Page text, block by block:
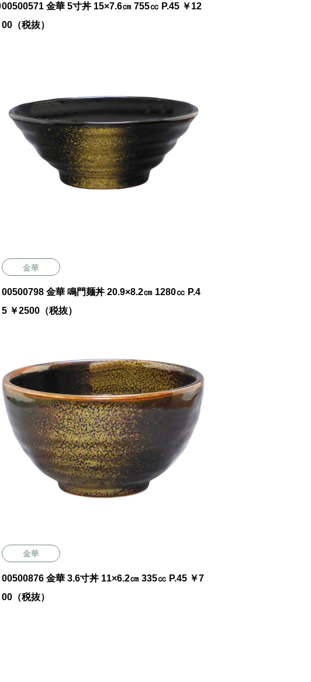
00500571 金華 5寸丼 15×7.6㎝ 755㏄ P.45 ￥12
00（税抜）
金華
00500798 金華 鳴門麺丼 20.9×8.2㎝ 1280㏄ P.4
5 ￥2500（税抜）
金華
00500876 金華 3.6寸丼 11×6.2㎝ 335㏄ P.45 ￥7
00（税抜）